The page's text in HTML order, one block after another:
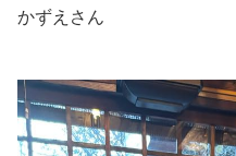
かずえさん